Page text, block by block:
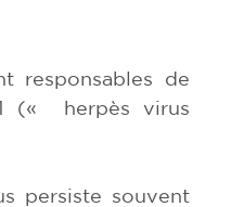
responsables de
(« herpès virus
persiste souvent